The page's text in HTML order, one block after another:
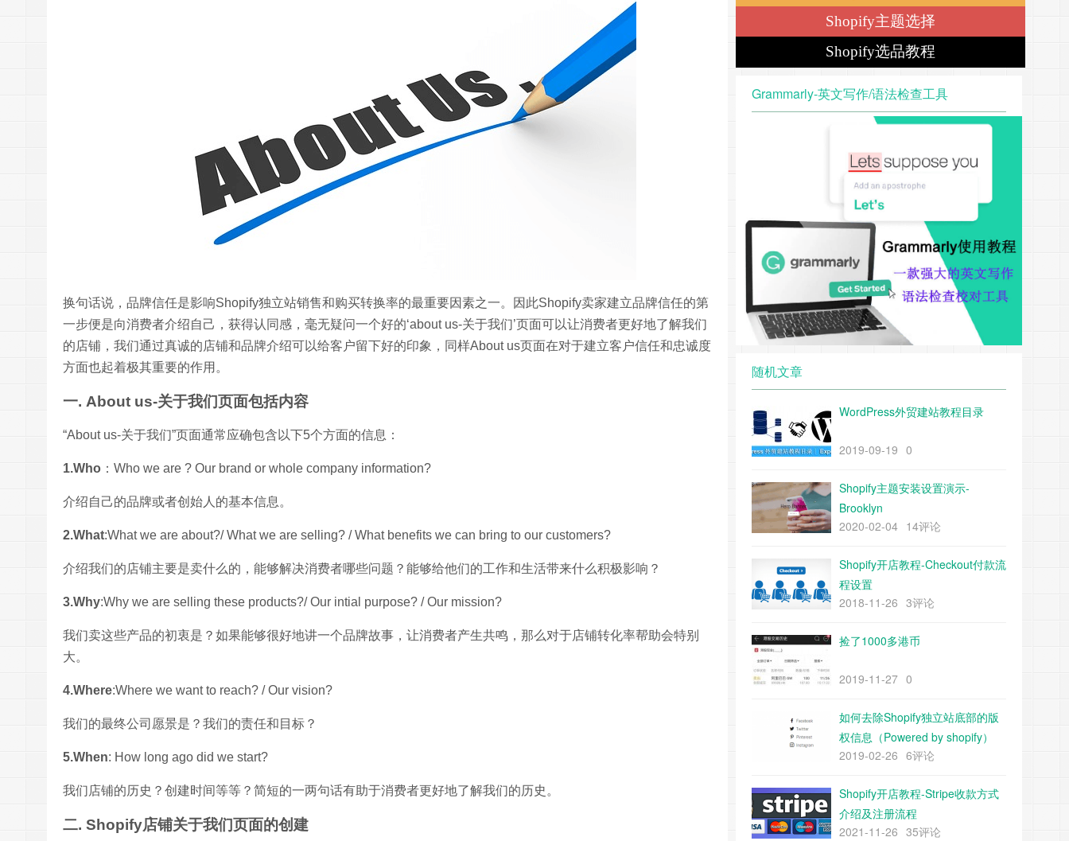
换句话说，品牌信任是影响Shopify独立站销售和购买转换率的最重要因素之一。因此Shopify卖家建立品牌信任的第
一步便是向消费者介绍自己，获得认同感， 毫无疑问一个好的‘about us-关于我们’页面可以让消费者更好地了解我们
的店铺，我们通过真诚的店铺和品牌介绍可以给客户留下好的印象，同样About us页面在对于建立客户信任和忠诚度
方面也起着极其重要的作用。
一. About us-关于我们页面包括内容
“About us-关于我们”页面通常应确包含以下5个方面的信息：
1.Who ：Who we are ? Our brand or whole company information?
介绍自己的品牌或者创始人的基本信息。
2.What:What we are about?/ What we are selling? / What benefits we can bring to our customers?
介绍我们的店铺主要是卖什么的，能够解决消费者哪些问题？能够给他们的工作和生活带来什么积极影响？
3.Why:Why we are selling these products?/ Our intial purpose? / Our mission?
我们卖这些产品的初衷是？如果能够很好地讲一个品牌故事，让消费者产生共鸣，那么对于店铺转化率帮助会特别
大。
4.Where:Where we want to reach? / Our vision?
我们的最终公司愿景是？我们的责任和目标？
5.When: How long ago did we start?
我们店铺的历史？创建时间等等？简短的一两句话有助于消费者更好地了解我们的历史。
二. Shopify店铺关于我们页面的创建
Shopify主题选择
Shopify选品教程
Grammarly-英文写作/语法检查工具
随机文章
WordPress外贸建站教程目录
2019-09-19 0
Shopify主题安装设置演示-
Brooklyn
2020-02-04 14评论
Shopify开店教程-Checkout付款流
程设置
2018-11-26 3评论
捡了1000多港币
2019-11-27 0
如何去除Shopify独立站底部的版
权信息（Powered by shopify）
2019-02-26 6评论
Shopify开店教程-Stripe收款方式
介绍及注册流程
2021-11-26 35评论